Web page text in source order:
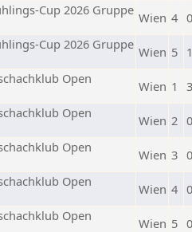
Cup 2026 Gruppe Wien 4
Cup 2026 Gruppe Wien 5
Open
Wien 1
Open
Wien 2
Open
Wien 3
Open
Wien 4
Open
Wien 5